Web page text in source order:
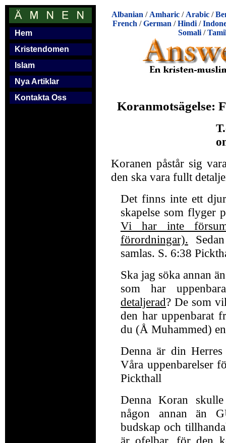
Hem
Kristendomen
Islam
Nya Artiklar
Kontakta Oss
Albanian / Amharic / Arabic /
French /German /Hindi /
Somali/
Koranmotsägelse:
Koranen påstår sig
den ska vara fullt
Det finns inte ett
skapelse som flyger
Vi har inte
förordningar).
samlas. S. 6:38
Ska jag söka annan
som har
detaljerad? De som
den har uppenbarat
du (Å Muhammed)
Denna är din
Våra uppenbarelser
Pickthall
Denna Koran
någon annan än
budskap och